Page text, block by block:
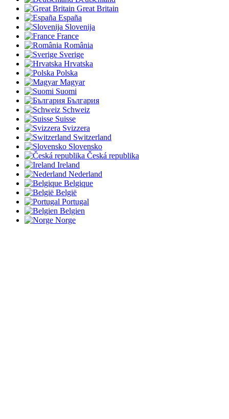
Great Britain
España
Slovenija
France
România
Sverige
Hrvatska
Polska
Magyar
Suomi
България
Schweiz
Suisse
Svizzera
Switzerland
Slovensko
Česká republika
Ireland
Nederland
Belgique
België
Portugal
Belgien
Norge